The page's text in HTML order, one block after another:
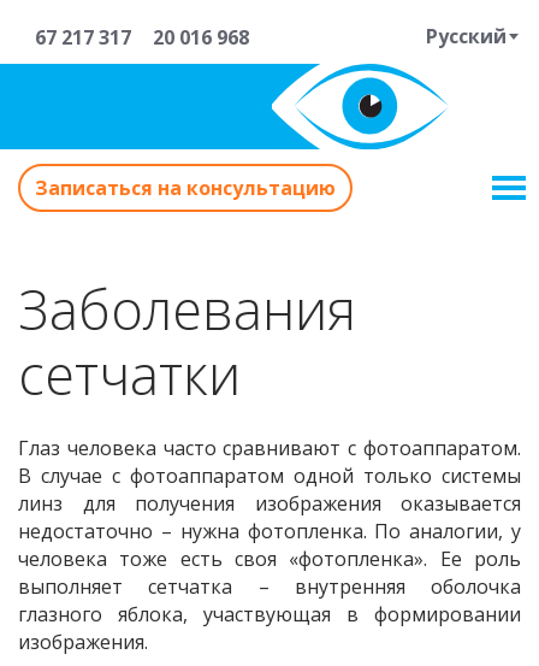
67 217 317 20 016 968 Русский
Записаться на консультацию
Заболевания
сетчатки
Глаз человека часто сравнивают с фотоаппаратом.
В случае с фотоаппаратом одной только системы
линз для получения изображения оказывается
недостаточно – нужна фотопленка. По аналогии, у
человека тоже есть своя «фотопленка». Ее роль
выполняет сетчатка – внутренняя оболочка
глазного яблока, участвующая в формировании
изображения.